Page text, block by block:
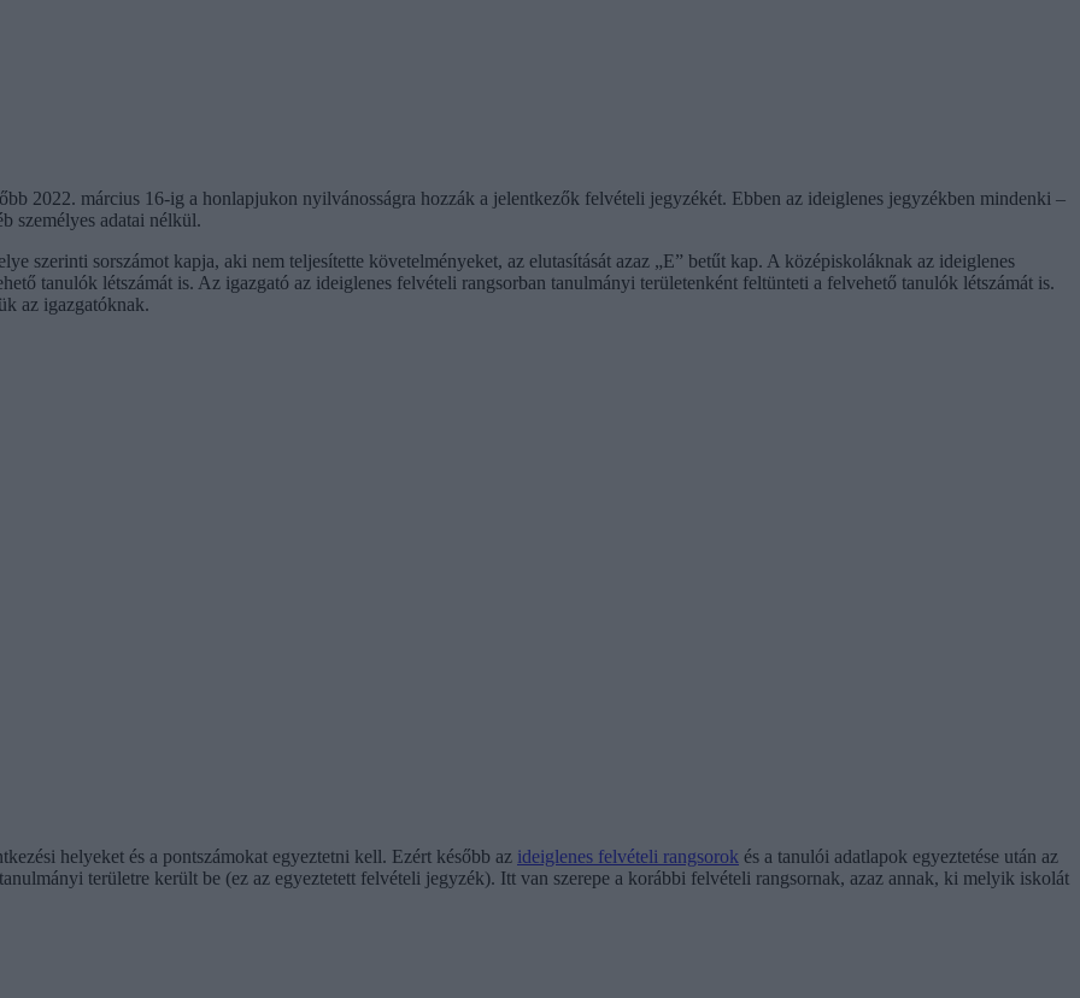
2022. március 16-ig a honlapjukon nyilvánosságra hozzák a jelentkezők felvételi jegyzékét. Ebben az ideiglenes jegyzékben mindenki –
személyes adatai nélkül.
szerinti sorszámot kapja, aki nem teljesítette követelményeket, az elutasítását azaz „E” betűt kap. A középiskoláknak az ideiglenes
tanulók létszámát is. Az igazgató az ideiglenes felvételi rangsorban tanulmányi területenként feltünteti a felvehető tanulók létszámát is.
az igazgatóknak.
helyeket és a pontszámokat egyeztetni kell. Ezért később az ideiglenes felvételi rangsorok és a tanulói adatlapok egyeztetése után az
területre került be (ez az egyeztetett felvételi jegyzék). Itt van szerepe a korábbi felvételi rangsornak, azaz annak, ki melyik iskolát